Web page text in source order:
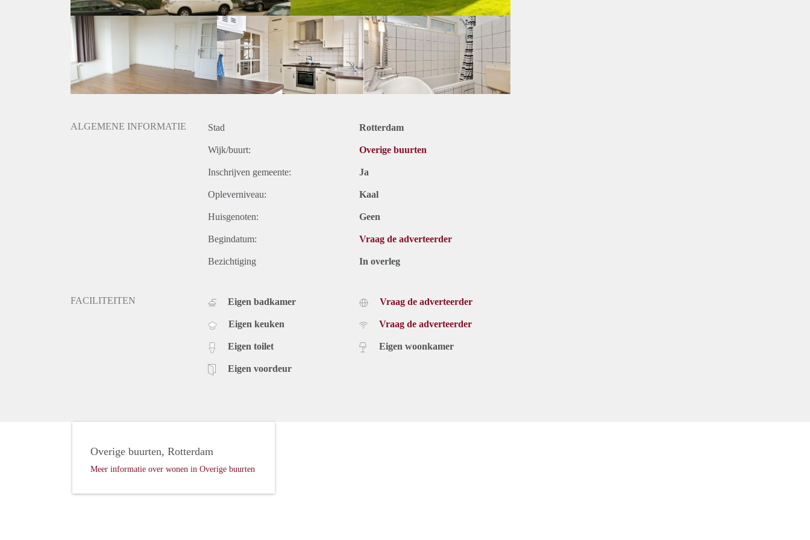
ALGEMENE INFORMATIE Stad Rotterdam
Wijk/buurt: Overige buurten
Inschrijven gemeente: Ja
Opleverniveau: Kaal
Huisgenoten: Geen
Begindatum: Vraag de adverteerder
Bezichtiging In overleg
FACILITEITEN Eigen badkamer
Eigen keuken
Eigen toilet
Eigen voordeur
Vraag de adverteerder
Vraag de adverteerder
Eigen woonkamer
Overige buurten, Rotterdam
Meer informatie over wonen in Overige buurten